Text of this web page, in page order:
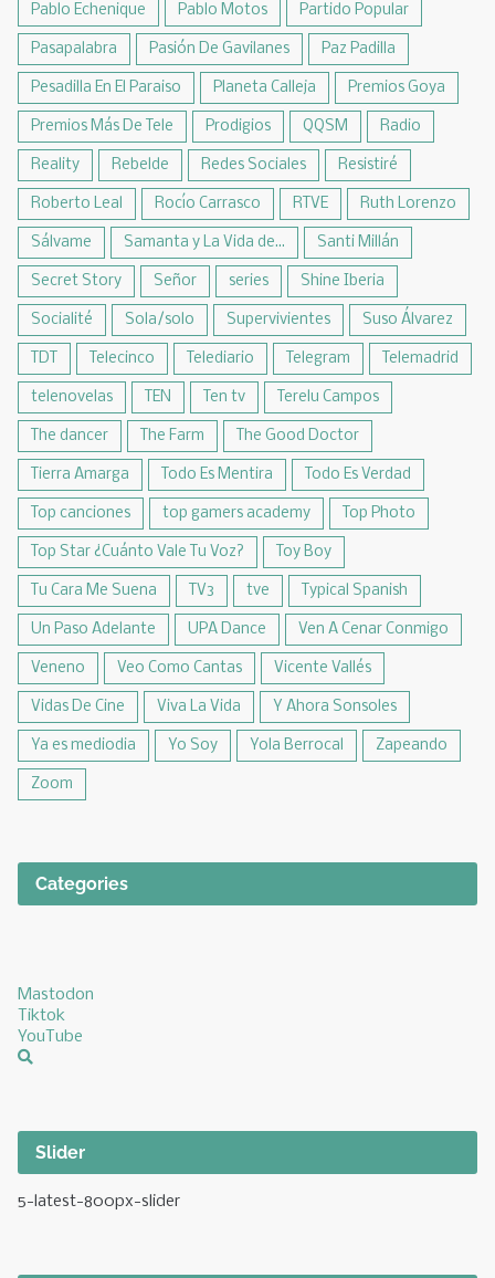
Pablo Echenique Pablo Motos Partido Popular
Pasapalabra Pasión De Gavilanes Paz Padilla
Pesadilla En El Paraiso Planeta Calleja Premios Goya
Premios Más De Tele Prodigios QQSM Radio
Reality Rebelde Redes Sociales Resistiré
Roberto Leal Rocío Carrasco RTVE Ruth Lorenzo
Sálvame Samanta y La Vida de... Santi Millán
Secret Story Señor series Shine Iberia
Socialité Sola/solo Supervivientes Suso Álvarez
TDT Telecinco Telediario Telegram Telemadrid
telenovelas TEN Ten tv Terelu Campos
The dancer The Farm The Good Doctor
Tierra Amarga Todo Es Mentira Todo Es Verdad
Top canciones top gamers academy Top Photo
Top Star ¿Cuánto Vale Tu Voz? Toy Boy
Tu Cara Me Suena TV3 tve Typical Spanish
Un Paso Adelante UPA Dance Ven A Cenar Conmigo
Veneno Veo Como Cantas Vicente Vallés
Vidas De Cine Viva La Vida Y Ahora Sonsoles
Ya es mediodia Yo Soy Yola Berrocal Zapeando
Zoom
Categories
Mastodon
Tiktok
YouTube
Slider
5-latest-800px-slider